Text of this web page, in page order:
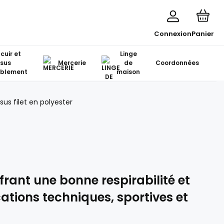
ConnexionPanier
et
Mercerie
Linge
de
maison
Coordonnées
filet en polyester
une bonne respirabilité et
techniques, sportives et